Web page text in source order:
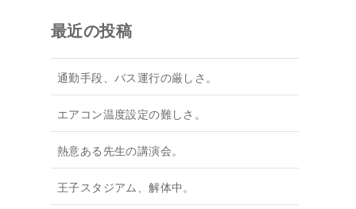
最近の投稿
通勤手段、バス運行の厳しさ。
エアコン温度設定の難しさ。
熱意ある先生の講演会。
王子スタジアム、解体中。